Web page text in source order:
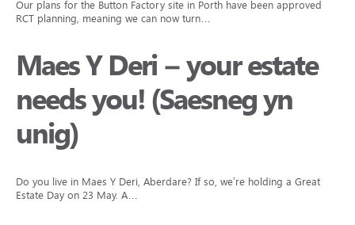
Our plans for the Button Factory site in Porth have been approved by
RCT planning, meaning we can now turn…
Maes Y Deri – your estate
needs you! (Saesneg yn
unig)
Do you live in Maes Y Deri, Aberdare? If so, we’re holding a Great
Estate Day on 23 May. A…